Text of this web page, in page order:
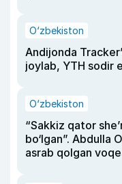
O‘zbekiston
Andijonda
joylab, YTH sodir
O‘zbekiston
“Sakkiz qator
bo‘lgan”. Abdulla
asrab qolgan